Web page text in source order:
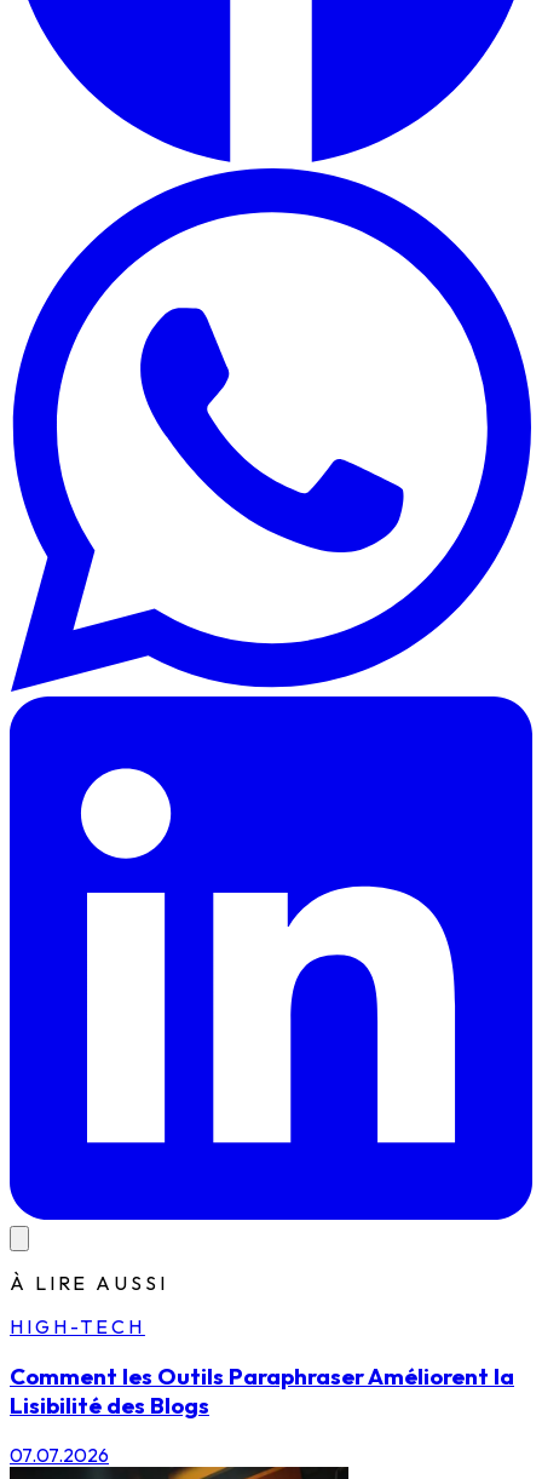
À LIRE AUSSI
HIGH-TECH
Comment les Outils Paraphraser Améliorent la
Lisibilité des Blogs
07.07.2026